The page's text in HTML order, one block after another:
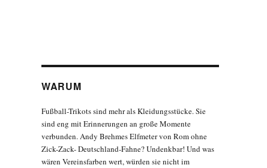
WARUM
Fußball-Trikots sind mehr als Kleidungsstücke. Sie
sind eng mit Erinnerungen an große Momente
verbunden. Andy Brehmes Elfmeter von Rom ohne
Zick-Zack- Deutschland-Fahne? Undenkbar! Und was
wären Vereinsfarben wert, würden sie nicht im